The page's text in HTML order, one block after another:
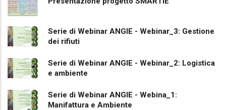
Serie di Webinar ANGIE - Webinar_3: Gestione
dei rifiuti
Serie di Webinar ANGIE - Webinar_2: Logistica
e ambiente
Serie di Webinar ANGIE - Webina_1:
Manifattura e Ambiente